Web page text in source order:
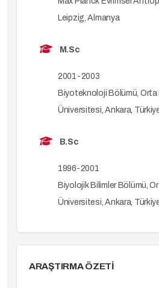
Leipzig, Almanya
M.Sc
2001-2003
Biyoteknoloji Bölümü, Orta
Üniversitesi, Ankara,
B.Sc
1996-2001
Biyolojik Bilimler Bölümü,
Üniversitesi, Ankara,
ARAŞTIRMA ÖZETİ